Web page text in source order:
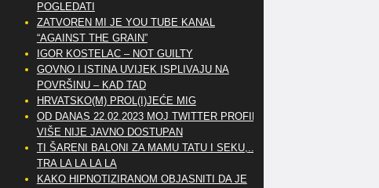
POGLEDATI
ZATVOREN MI JE YOU TUBE KANAL
“AGAINST THE GRAIN”
IGOR KOSTELAC – NOT GUILTY
GOVNO I ISTINA UVIJEK ISPLIVAJU NA
POVRŠINU – KAD TAD
HRVATSKO(M) PROL(I)JEĆE MIG
OD DANAS 22.02.2023 MOJ TWITTER PROFIL
VIŠE NIJE JAVNO DOSTUPAN
TI ŠARENI BALONI ZA MAMU TATU I SEKU,..
TRA LA LA LA LA
KAKO HIPNOTIZIRANOM OBJASNITI DA JE